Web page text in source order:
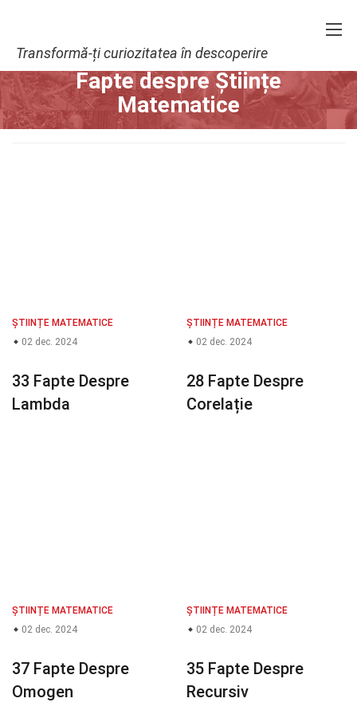
Transformă-ți curiozitatea în descoperire
Home Matematică și Logică Științe Matematice
Fapte despre Științe
Matematice
ȘTIINȚE MATEMATICE
02 dec. 2024
33 Fapte Despre
Lambda
ȘTIINȚE MATEMATICE
02 dec. 2024
28 Fapte Despre
Corelație
ȘTIINȚE MATEMATICE
02 dec. 2024
37 Fapte Despre
Omogen
ȘTIINȚE MATEMATICE
02 dec. 2024
35 Fapte Despre
Recursiv